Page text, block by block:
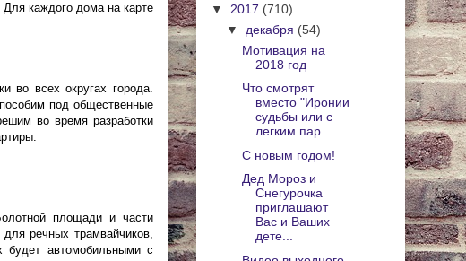
Для каждого дома на карте
во всех округах города.
под общественные
во время разработки
площади и части
речных трамвайчиков,
будет автомобильными с
▼ 2017 (710)
▼ декабря (54)
Мотивация на
2018 год
Что смотрят
вместо "Иронии
судьбы или с
легким пар...
С новым годом!
Дед Мороз и
Снегурочка
приглашают
Вас и Ваших
дете...